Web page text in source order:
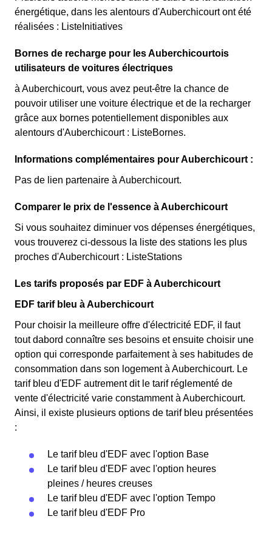
énergétique, dans les alentours d'Auberchicourt ont été
réalisées : ListeInitiatives
Bornes de recharge pour les Auberchicourtois
utilisateurs de voitures électriques
à Auberchicourt, vous avez peut-être la chance de
pouvoir utiliser une voiture électrique et de la recharger
grâce aux bornes potentiellement disponibles aux
alentours d'Auberchicourt : ListeBornes.
Informations complémentaires pour Auberchicourt :
Pas de lien partenaire à Auberchicourt.
Comparer le prix de l'essence à Auberchicourt
Si vous souhaitez diminuer vos dépenses énergétiques,
vous trouverez ci-dessous la liste des stations les plus
proches d'Auberchicourt : ListeStations
Les tarifs proposés par EDF à Auberchicourt
EDF tarif bleu à Auberchicourt
Pour choisir la meilleure offre d'électricité EDF, il faut
tout dabord connaître ses besoins et ensuite choisir une
option qui corresponde parfaitement à ses habitudes de
consommation dans son logement à Auberchicourt. Le
tarif bleu d'EDF autrement dit le tarif réglementé de
vente d'électricité varie constamment à Auberchicourt.
Ainsi, il existe plusieurs options de tarif bleu présentées
:
Le tarif bleu d'EDF avec l'option Base
Le tarif bleu d'EDF avec l'option heures
pleines / heures creuses
Le tarif bleu d'EDF avec l'option Tempo
Le tarif bleu d'EDF Pro